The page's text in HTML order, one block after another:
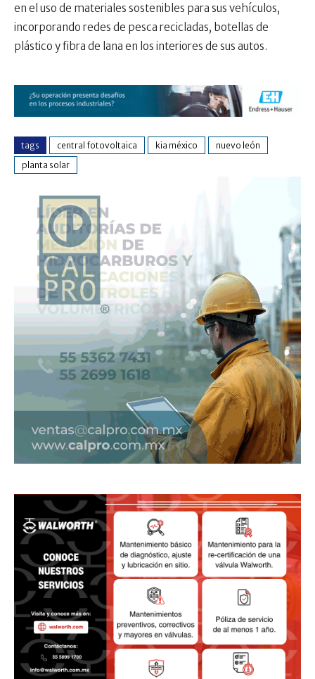
en el uso de materiales sostenibles para sus vehículos,
incorporando redes de pesca recicladas, botellas de
plástico y fibra de lana en los interiores de sus autos.
tags central fotovoltaica kia méxico
nuevo león
planta solar